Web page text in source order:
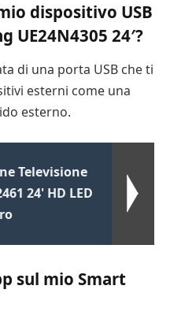
dispositivo USB
UE24N4305 24′?
di una porta USB che ti
esterni come una
esterno.
Televisione
24' HD LED
sul mio Smart